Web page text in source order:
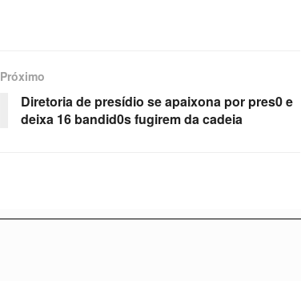
Próximo
Diretoria de presídio se apaixona por pres0 e
deixa 16 bandid0s fugirem da cadeia